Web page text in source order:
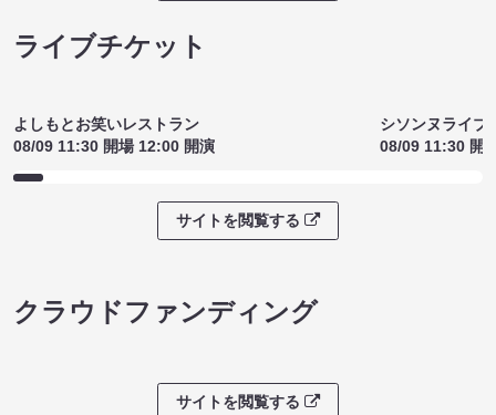
ライブチケット
よしもとお笑いレストラン
08/09 11:30 開場 12:00 開演
シソンヌライ
08/09 11:30 開
サイトを閲覧する
クラウドファンディング
サイトを閲覧する